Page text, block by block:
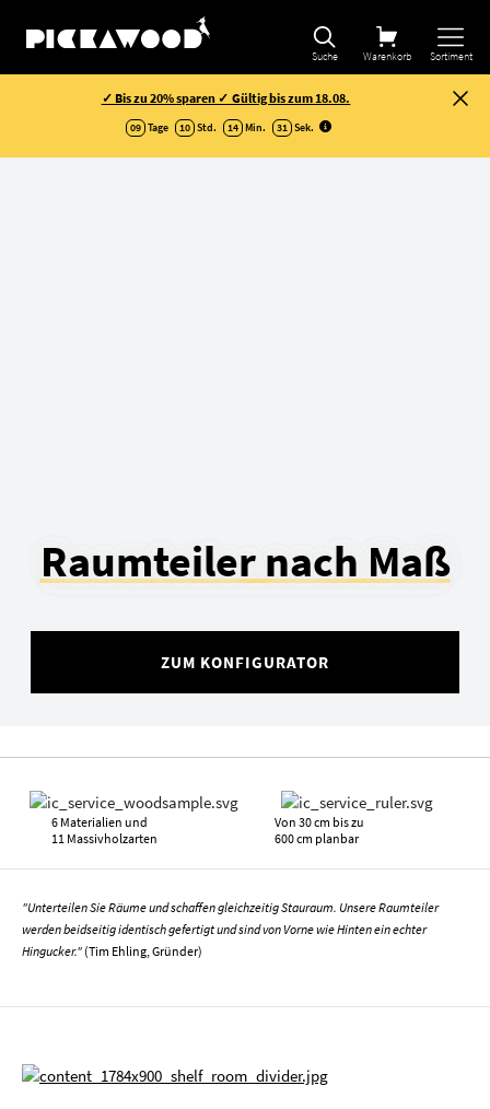
Suche Warenkorb Sortiment
✓ Bis zu 20% sparen ✓ Gültig bis zum 18.08.
09 Tage 10 Std. 14 Min. 30 Sek.
Raumteiler nach Maß
ZUM KONFIGURATOR
6 Materialien und
11 Massivholzarten
Von 30 cm bis zu
600 cm planbar
"Unterteilen Sie Räume und schaffen gleichzeitig Stauraum. Unsere Raumteiler
werden beidseitig identisch gefertigt und sind von Vorne wie Hinten ein echter
Hingucker." (Tim Ehling, Gründer)
Auswahl verfeinern